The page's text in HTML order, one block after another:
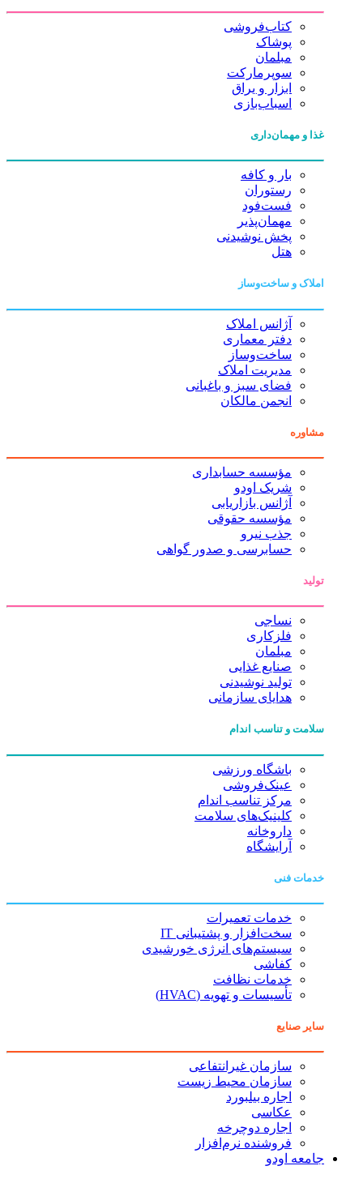
کتاب‌فروشی
پوشاک
مبلمان
سوپرمارکت
ابزار و یراق
اسباب‌بازی
غذا و مهمان‌داری
بار و کافه
رستوران
فست‌فود
مهمان‌پذیر
پخش نوشیدنی
هتل
املاک و ساخت‌وساز
آژانس املاک
دفتر معماری
ساخت‌وساز
مدیریت املاک
فضای سبز و باغبانی
انجمن مالکان
مشاوره
مؤسسه حسابداری
شریک اودو
آژانس بازاریابی
مؤسسه حقوقی
جذب نیرو
حسابرسی و صدور گواهی
تولید
نساجی
فلزکاری
مبلمان
صنایع غذایی
تولید نوشیدنی
هدایای سازمانی
سلامت و تناسب اندام
باشگاه ورزشی
عینک‌فروشی
مرکز تناسب اندام
کلینیک‌های سلامت
داروخانه
آرایشگاه
خدمات فنی
خدمات تعمیرات
سخت‌افزار و پشتیبانی IT
سیستم‌های انرژی خورشیدی
کفاشی
خدمات نظافت
تأسیسات و تهویه (HVAC)
سایر صنایع
سازمان غیرانتفاعی
سازمان محیط زیست
اجاره بیلبورد
عکاسی
اجاره دوچرخه
فروشنده نرم‌افزار
جامعه اودو